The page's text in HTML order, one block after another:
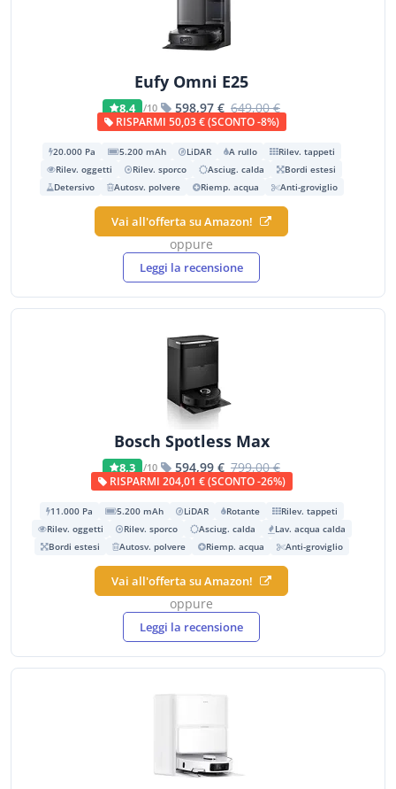
Eufy Omni E25
8,4 /10 598,97 € 649,00 €
RISPARMI 50,03 € (SCONTO -8%)
20.000 Pa 5.200 mAh LiDAR A rullo
Rilev. tappeti
Rilev. oggetti
Rilev. sporco Asciug. calda
Bordi estesi
Detersivo
Autosv. polvere Riemp. acqua Anti-groviglio
Vai all'offerta su Amazon!
oppure
Leggi la recensione
Bosch Spotless Max
8,3 /10 594,99 € 799,00 €
RISPARMI 204,01 € (SCONTO -26%)
11.000 Pa 5.200 mAh LiDAR Rotante
Rilev. tappeti
Rilev. oggetti
Rilev. sporco Asciug. calda
Lav. acqua calda
Bordi estesi
Autosv. polvere Riemp. acqua Anti-groviglio
Vai all'offerta su Amazon!
oppure
Leggi la recensione